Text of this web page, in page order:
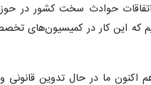
اتفاقات حوادث سخت کشور در
که این کار در کمیسیون‌های
اکنون ما در حال تدوین